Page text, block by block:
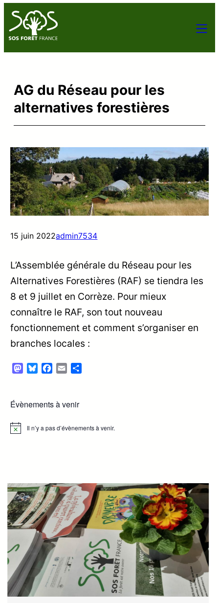
AG du Réseau pour les
alternatives forestières
15 juin 2022admin7534
L’Assemblée générale du Réseau pour les
Alternatives Forestières (RAF) se tiendra les
8 et 9 juillet en Corrèze. Pour mieux
connaître le RAF, son tout nouveau
fonctionnement et comment s’organiser en
branches locales :
Mastodon
BlueskyFacebook
Email
Évènements à venir
Notice Il n’y a pas d’évènements à venir.